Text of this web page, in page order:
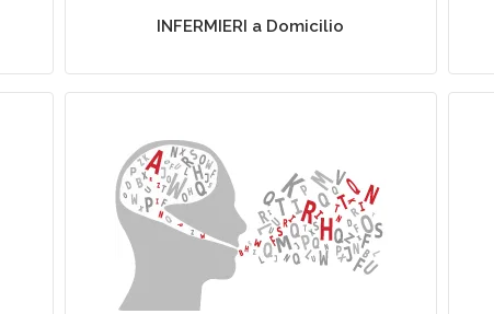
INFERMIERI a Domicilio
Logopedia a Domicilio